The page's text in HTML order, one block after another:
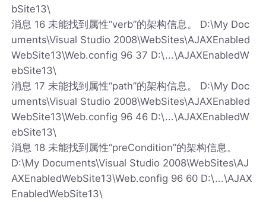
bSite13\
消息 16 未能找到属性“verb”的架构信息。 D:\My Doc
uments\Visual Studio 2008\WebSites\AJAXEnabled
WebSite13\Web.config 96 37 D:\...\AJAXEnabledW
ebSite13\
消息 17 未能找到属性“path”的架构信息。 D:\My Doc
uments\Visual Studio 2008\WebSites\AJAXEnabled
WebSite13\Web.config 96 46 D:\...\AJAXEnabledW
ebSite13\
消息 18 未能找到属性“preCondition”的架构信息。
D:\My Documents\Visual Studio 2008\WebSites\AJ
AXEnabledWebSite13\Web.config 96 60 D:\...\AJAX
EnabledWebSite13\